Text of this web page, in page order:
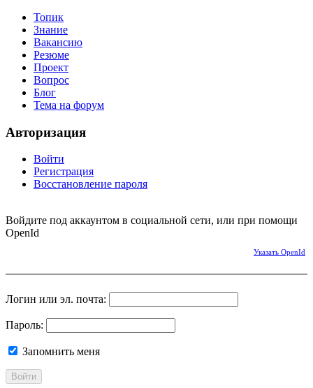
Топик
Знание
Вакансию
Резюме
Проект
Вопрос
Блог
Тема на форум
Авторизация
Войти
Регистрация
Восстановление пароля
Войдите под аккаунтом в социальной сети, или при помощи
OpenId
Указать OpenId
Логин или эл. почта:
Пароль:
Запомнить меня
Войти